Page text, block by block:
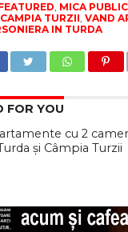
, MICA
TURZII, VAND
IN TURDA
FOR YOU
cu 2
și Câmpia Turzii